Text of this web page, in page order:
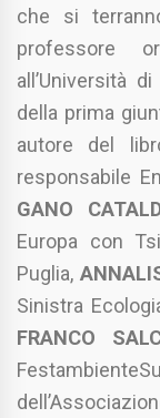
che si
professore
all’Università
della prima
autore del
responsabile
GANO
Europa con
Puglia,
Sinistra
FRANCO